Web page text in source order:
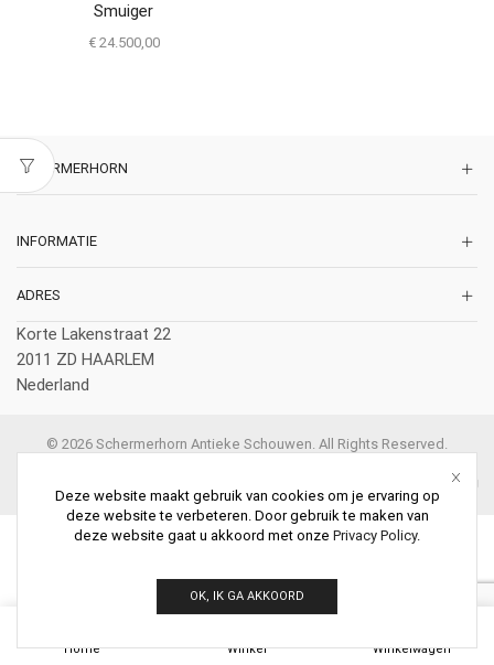
Smuiger
€24.500,00
SCHERMERHORN
INFORMATIE
ADRES
Korte Lakenstraat 22
2011 ZD HAARLEM
Nederland
© 2026 Schermerhorn Antieke Schouwen. All Rights Reserved.
Home Winkel Winkelwagen
Deze website maakt gebruik van cookies om je ervaring op
deze website te verbeteren. Door gebruik te maken van
deze website gaat u akkoord met onze Privacy Policy.
OK, IK GA AKKOORD